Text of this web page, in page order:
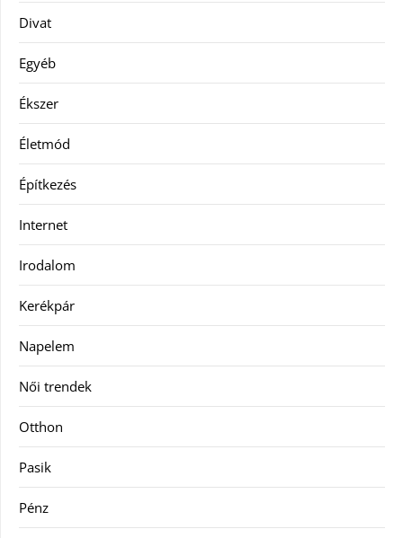
Divat
Egyéb
Ékszer
Életmód
Építkezés
Internet
Irodalom
Kerékpár
Napelem
Női trendek
Otthon
Pasik
Pénz